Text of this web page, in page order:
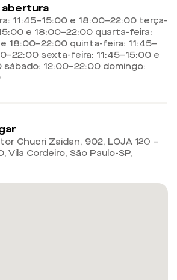
abertura
11:45–15:00 e 18:00–22:00 terça-
e 18:00–22:00 quarta-feira:
18:00–22:00 quinta-feira: 11:45–
sexta-feira: 11:45–15:00 e
sábado: 12:00–22:00 domingo:
Chucri Zaidan, 902, LOJA 120 –
Vila Cordeiro, São Paulo-SP,